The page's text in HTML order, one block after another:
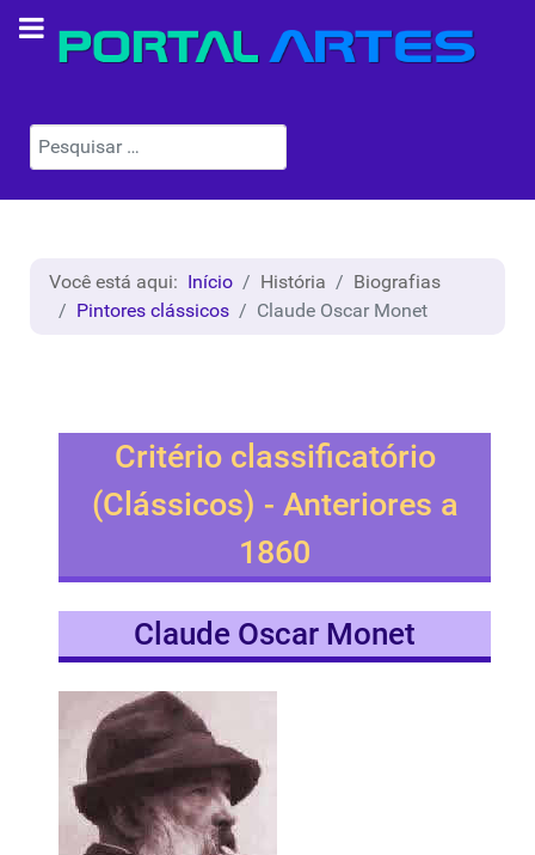
Pesquisar
Você está aqui: Início História
Biografias
Pintores clássicos
Claude Oscar Monet
Critério classificatório
(Clássicos) - Anteriores a
1860
Claude Oscar Monet